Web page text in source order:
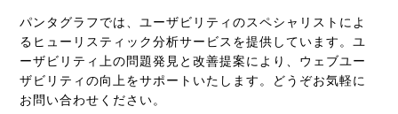
パンタグラフでは、ユーザビリティのスペシャリストによ
るヒューリスティック分析サービスを提供しています。ユ
ーザビリティ上の問題発見と改善提案により、ウェブユー
ザビリティの向上をサポートいたします。どうぞお気軽に
お問い合わせください。